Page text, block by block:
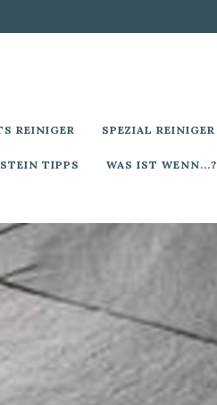
REINIGER SPEZIAL REINIGER
TIPPS WAS IST WENN...?